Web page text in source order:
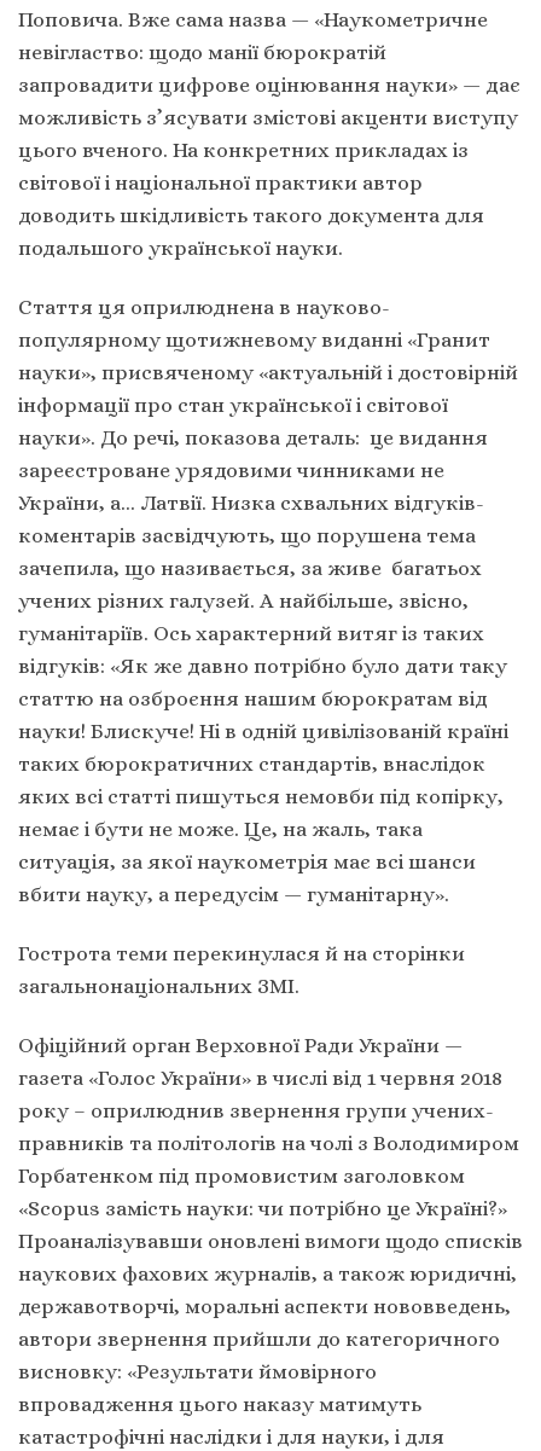
Поповича. Вже сама назва — «Наукометричне
невігластво: щодо манії бюрократій
запровадити цифрове оцінювання науки» — дає
можливість з’ясувати змістові акценти виступу
цього вченого. На конкретних прикладах із
світової і національної практики автор
доводить шкідливість такого документа для
подальшого української науки.
Стаття ця оприлюднена в науково-
популярному щотижневому виданні «Гранит
науки», присвяченому «актуальній і достовірній
інформації про стан української і світової
науки». До речі, показова деталь: це видання
зареєстроване урядовими чинниками не
України, а… Латвії. Низка схвальних відгуків-
коментарів засвідчують, що порушена тема
зачепила, що називається, за живе багатьох
учених різних галузей. А найбільше, звісно,
гуманітаріїв. Ось характерний витяг із таких
відгуків: «Як же давно потрібно було дати таку
статтю на озброєння нашим бюрократам від
науки! Блискуче! Ні в одній цивілізованій країні
таких бюрократичних стандартів, внаслідок
яких всі статті пишуться немовби під копірку,
немає і бути не може. Це, на жаль, така
ситуація, за якої наукометрія має всі шанси
вбити науку, а передусім — гуманітарну».
Гострота теми перекинулася й на сторінки
загальнонаціональних ЗМІ.
Офіційний орган Верховної Ради України —
газета «Голос України» в числі від 1 червня 2018
року – оприлюднив звернення групи учених-
правників та політологів на чолі з Володимиром
Горбатенком під промовистим заголовком
«Scopus замість науки: чи потрібно це Україні?»
Проаналізувавши оновлені вимоги щодо списків
наукових фахових журналів, а також юридичні,
державотворчі, моральні аспекти нововведень,
автори звернення прийшли до категоричного
висновку: «Результати ймовірного
впровадження цього наказу матимуть
катастрофічні наслідки і для науки, і для